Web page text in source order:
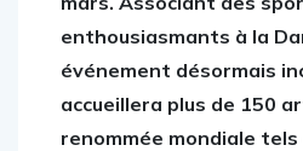
enthousiasmants à la
événement désormais
accueillera plus de 150
renommée mondiale